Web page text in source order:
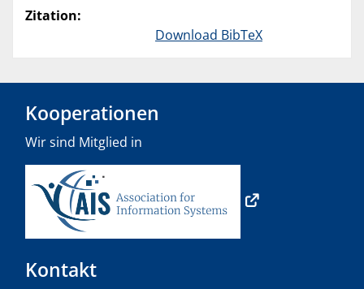
Zitation:
Download BibTeX
Kooperationen
Wir sind Mitglied in
Kontakt